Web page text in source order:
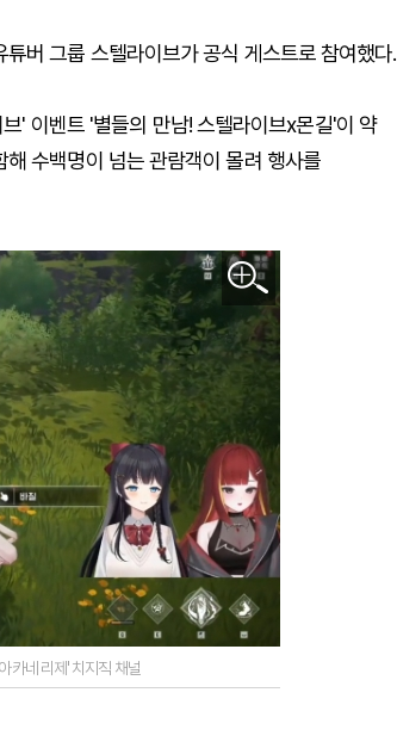
버 그룹 스텔라이브가 공식 게스트로 참여했다.
' 이벤트 '별들의 만남! 스텔라이브x몬길'이 약
수백명이 넘는 관람객이 몰려 행사를
카네 리제' 치지직 채널